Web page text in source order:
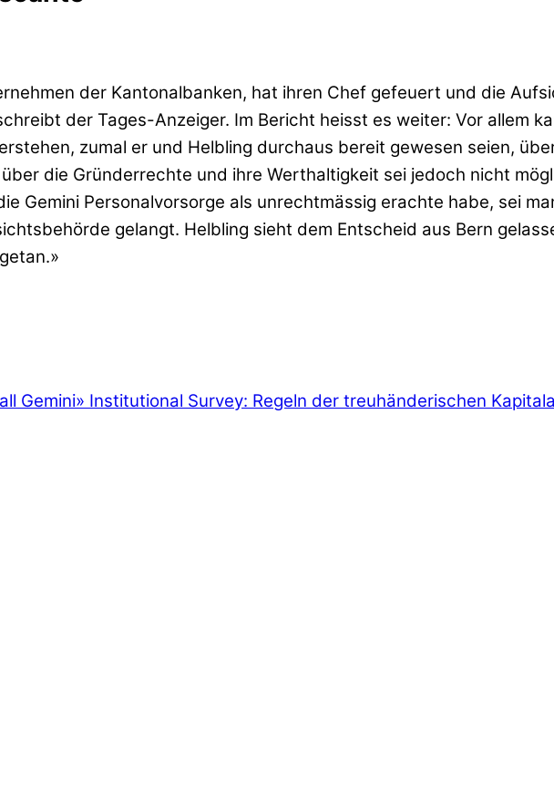
der Kantonalbanken, hat ihren Chef gefeuert und die
der Tages-Anzeiger. Im Bericht heisst es weiter: Vor allem
zumal er und Helbling durchaus bereit gewesen seien,
die Gründerrechte und ihre Werthaltigkeit sei jedoch nicht
Gemini Personalvorsorge als unrechtmässig erachte habe, sei
gelangt. Helbling sieht dem Entscheid aus Bern
Gemini» Institutional Survey: Regeln der treuhänderischen